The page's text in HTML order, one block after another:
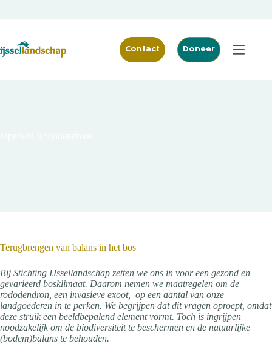
Contact Doneer
Terugbrengen van balans in het bos
Bij Stichting IJssellandschap zetten we ons in voor een gezond en
gevarieerd bosklimaat. Daarom nemen we maatregelen om de
rododendron, een invasieve exoot, op een aantal van onze
landgoederen in te perken. We begrijpen dat dit vragen oproept, omdat
deze struik een beeldbepalend element vormt. Toch is ingrijpen
noodzakelijk om de biodiversiteit te beschermen en de natuurlijke
(bodem)balans te behouden.